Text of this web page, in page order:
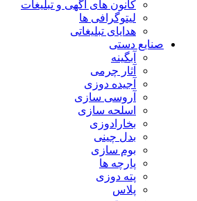
کانون های آگهی و تبلیغات
لیتوگرافی ها
هدایای تبلیغاتی
صنایع دستی
آبگینه
آثار چرمی
آجیده دوزی
آروسی سازی
اسلحه سازی
بخارادوزی
بدل چینی
بوم سازی
پارچه ها
پته دوزی
پلاس